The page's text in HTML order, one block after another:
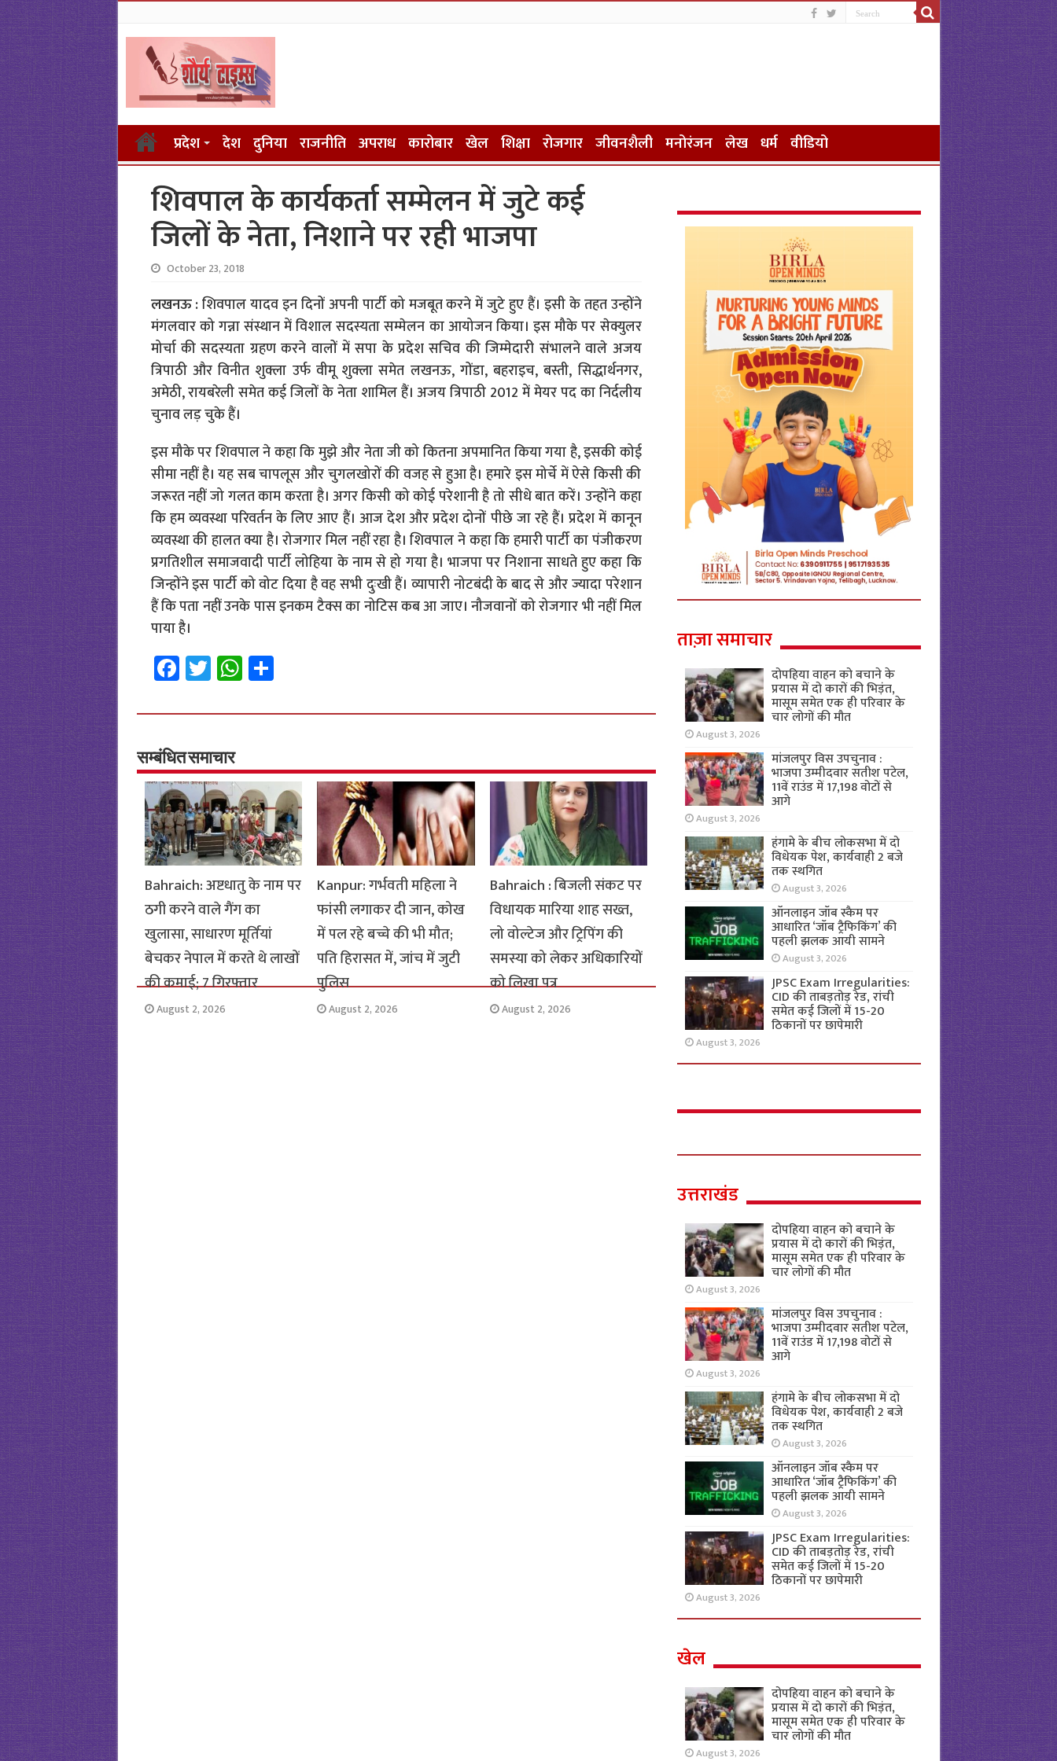
प्रदेश देश दुनिया राजनीति अपराध कारोबार खेल शिक्षा रोजगार जीवनशैली मनोरंजन लेख धर्म वीडियो
शिवपाल के कार्यकर्ता सम्मेलन में जुटे कई
जिलों के नेता, निशाने पर रही भाजपा
October 23, 2018
लखनऊ :शिवपाल यादव इन दिनों अपनी पार्टी को मजबूत करने में जुटे हुए हैं। इसी के तहत उन्होंने
मंगलवार को गन्ना संस्थान में विशाल सदस्यता सम्मेलन का आयोजन किया। इस मौके पर सेक्युलर
मोर्चा की सदस्यता ग्रहण करने वालों में सपा के प्रदेश सचिव की जिम्मेदारी संभालने वाले अजय
त्रिपाठी और विनीत शुक्ला उर्फ वीमू शुक्ला समेत लखनऊ, गोंडा, बहराइच, बस्ती, सिद्धार्थनगर,
अमेठी, रायबरेली समेत कई जिलों के नेता शामिल हैं। अजय त्रिपाठी 2012 में मेयर पद का निर्दलीय
चुनाव लड़ चुके हैं।
इस मौके पर शिवपाल ने कहा कि मुझे और नेता जी को कितना अपमानित किया गया है, इसकी कोई
सीमा नहीं है। यह सब चापलूस और चुगलखोरों की वजह से हुआ है। हमारे इस मोर्चे में ऐसे किसी की
जरूरत नहीं जो गलत काम करता है। अगर किसी को कोई परेशानी है तो सीधे बात करें। उन्होंने कहा
कि हम व्यवस्था परिवर्तन के लिए आए हैं। आज देश और प्रदेश दोनों पीछे जा रहे हैं। प्रदेश में कानून
व्यवस्था की हालत क्या है। रोजगार मिल नहीं रहा है। शिवपाल ने कहा कि हमारी पार्टी का पंजीकरण
प्रगतिशील समाजवादी पार्टी लोहिया के नाम से हो गया है। भाजपा पर निशाना साधते हुए कहा कि
जिन्होंने इस पार्टी को वोट दिया है वह सभी दुःखी हैं। व्यापारी नोटबंदी के बाद से और ज्यादा परेशान
हैं कि पता नहीं उनके पास इनकम टैक्स का नोटिस कब आ जाए। नौजवानों को रोजगार भी नहीं मिल
पाया है।
Fa
ce
b
o
o
k
T
wi
tt
er
W
h
at
p
p
S
h
ar
सम्बंधित समाचार
Bahraich: अष्टधातु के नाम पर
ठगी करने वाले गैंग का
खुलासा, साधारण मूर्तियां
बेचकर नेपाल में करते थे लाखों
की कमाई; 7 गिरफ्तार
August 2, 2026
Kanpur: गर्भवती महिला ने
फांसी लगाकर दी जान, कोख
में पल रहे बच्चे की भी मौत;
पति हिरासत में, जांच में जुटी
पुलिस
August 2, 2026
Bahraich : बिजली संकट पर
विधायक मारिया शाह सख्त,
लो वोल्टेज और ट्रिपिंग की
समस्या को लेकर अधिकारियों
को लिखा पत्र
August 2, 2026
ताज़ा समाचार
दोपहिया वाहन को बचाने के
प्रयास में दो कारों की भिड़ंत,
मासूम समेत एक ही परिवार के
चार लोगों की मौत
August 3, 2026
मांजलपुर विस उपचुनाव :
भाजपा उम्मीदवार सतीश पटेल,
11वें राउंड में 17,198 वोटों से
आगे
August 3, 2026
हंगामे के बीच लोकसभा में दो
विधेयक पेश, कार्यवाही 2 बजे
तक स्थगित
August 3, 2026
ऑनलाइन जॉब स्कैम पर
आधारित ‘जॉब ट्रैफिकिंग’ की
पहली झलक आयी सामने
August 3, 2026
JPSC Exam Irregularities:
CID की ताबड़तोड़ रेड, रांची
समेत कई जिलों में 15-20
ठिकानों पर छापेमारी
August 3, 2026
उत्तराखंड
दोपहिया वाहन को बचाने के
प्रयास में दो कारों की भिड़ंत,
मासूम समेत एक ही परिवार के
चार लोगों की मौत
August 3, 2026
मांजलपुर विस उपचुनाव :
भाजपा उम्मीदवार सतीश पटेल,
11वें राउंड में 17,198 वोटों से
आगे
August 3, 2026
हंगामे के बीच लोकसभा में दो
विधेयक पेश, कार्यवाही 2 बजे
तक स्थगित
August 3, 2026
ऑनलाइन जॉब स्कैम पर
आधारित ‘जॉब ट्रैफिकिंग’ की
पहली झलक आयी सामने
August 3, 2026
JPSC Exam Irregularities:
CID की ताबड़तोड़ रेड, रांची
समेत कई जिलों में 15-20
ठिकानों पर छापेमारी
August 3, 2026
खेल
दोपहिया वाहन को बचाने के
प्रयास में दो कारों की भिड़ंत,
मासूम समेत एक ही परिवार के
चार लोगों की मौत
August 3, 2026